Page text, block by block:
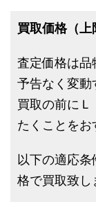
買取価格（上
査定価格は品
予告なく変動
買取の前に
たくことをお
以下の適応
格で買取致し